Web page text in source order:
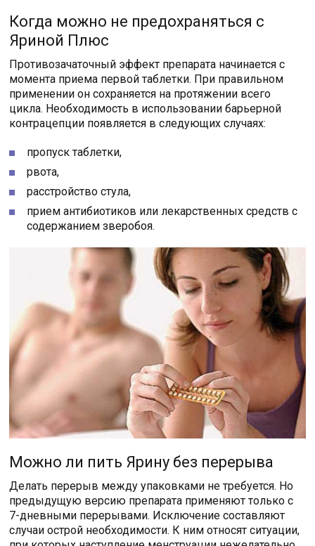
Когда можно не предохраняться с
Яриной Плюс
Противозачаточный эффект препарата начинается с
момента приема первой таблетки. При правильном
применении он сохраняется на протяжении всего
цикла. Необходимость в использовании барьерной
контрацепции появляется в следующих случаях:
пропуск таблетки,
рвота,
расстройство стула,
прием антибиотиков или лекарственных средств с
содержанием зверобоя.
Можно ли пить Ярину без перерыва
Делать перерыв между упаковками не требуется. Но
предыдущую версию препарата применяют только с
7-дневными перерывами. Исключение составляют
случаи острой необходимости. К ним относят ситуации,